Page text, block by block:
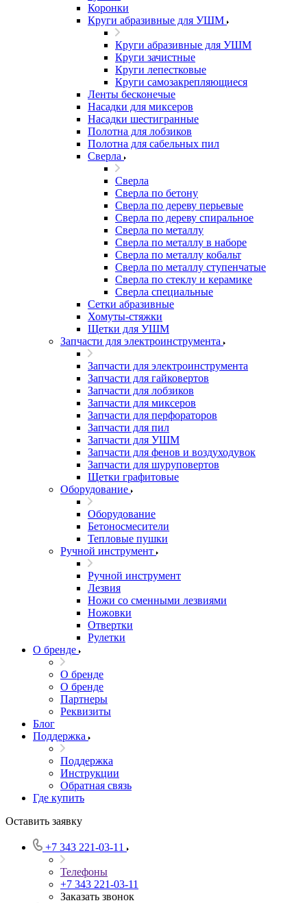
Коронки
Круги абразивные для УШМ
Круги абразивные для УШМ
Круги зачистные
Круги лепестковые
Круги самозакрепляющиеся
Ленты бесконечые
Насадки для миксеров
Насадки шестигранные
Полотна для лобзиков
Полотна для сабельных пил
Сверла
Сверла
Сверла по бетону
Сверла по дереву перьевые
Сверла по дереву спиральное
Сверла по металлу
Сверла по металлу в наборе
Сверла по металлу кобальт
Сверла по металлу ступенчатые
Сверла по стеклу и керамике
Сверла специальные
Сетки абразивные
Хомуты-стяжки
Щетки для УШМ
Запчасти для электроинструмента
Запчасти для электроинструмента
Запчасти для гайковертов
Запчасти для лобзиков
Запчасти для миксеров
Запчасти для перфораторов
Запчасти для пил
Запчасти для УШМ
Запчасти для фенов и воздуходувок
Запчасти для шуруповертов
Щетки графитовые
Оборудование
Оборудование
Бетоносмесители
Тепловые пушки
Ручной инструмент
Ручной инструмент
Лезвия
Ножи со сменными лезвиями
Ножовки
Отвертки
Рулетки
О бренде
О бренде
О бренде
Партнеры
Реквизиты
Блог
Поддержка
Поддержка
Инструкции
Обратная связь
Где купить
Оставить заявку
+7 343 221-03-11
Телефоны
+7 343 221-03-11
Заказать звонок